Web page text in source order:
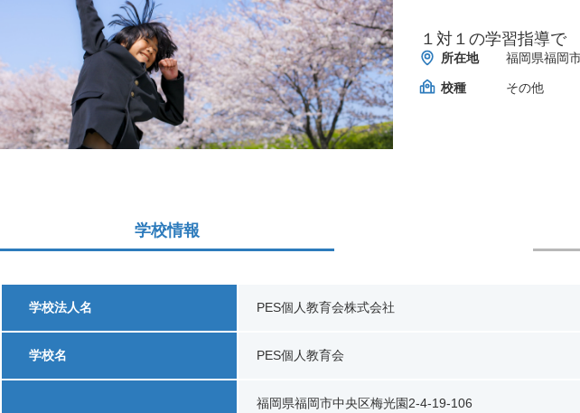
１対１の学習指導で
所在地
福岡県福岡
校種
その他
学校情報
学校法人名 PES個人教育会株式会社
学校名 PES個人教育会
福岡県福岡市中央区梅光園2-4-19-106